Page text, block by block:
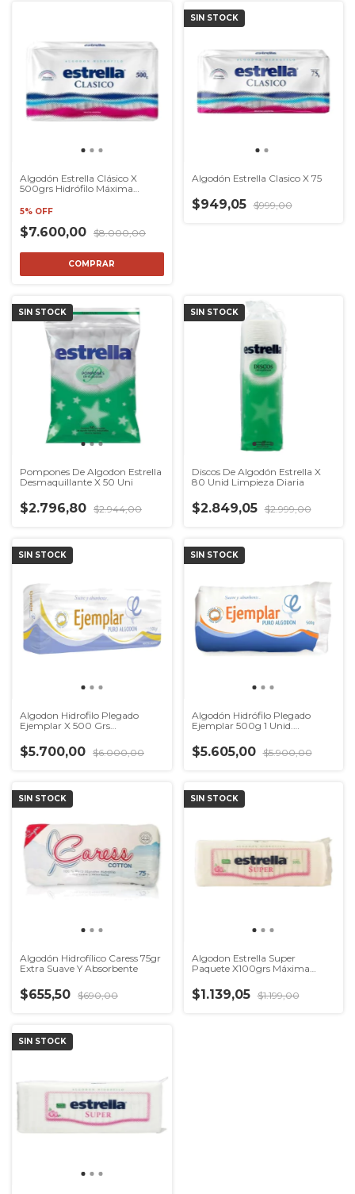
Algodón Estrella Clásico X
500grs Hidrófilo Máxima
5% OFF
$7.600,00 $8.000,00
SIN STOCK
Algodón Estrella Clasico X 75
$949,05 $999,00
SIN STOCK
Pompones De Algodon Estrella
Desmaquillante X 50 Uni
$2.796,80 $2.944,00
SIN STOCK
Discos De Algodón Estrella X
80 Unid Limpieza Diaria
$2.849,05 $2.999,00
SIN STOCK
Algodon Hidrofilo Plegado
Ejemplar X 500 Grs
$5.700,00 $6.000,00
SIN STOCK
Algodón Hidrófilo Plegado
Ejemplar 500g 1 Unid.
$5.605,00 $5.900,00
SIN STOCK
Algodón Hidrofílico Caress 75gr
Extra Suave Y Absorbente
$655,50 $690,00
SIN STOCK
Algodon Estrella Super
Paquete X100grs Máxima
$1.139,05 $1.199,00
SIN STOCK